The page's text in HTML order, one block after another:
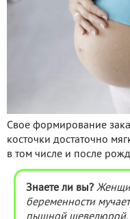
Свое формирование
косточки достаточно
в том числе и после
Знаете ли вы?
беременности
пышной шевелюрой.